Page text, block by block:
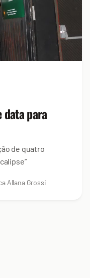
data para
de quatro
Allana Grossi